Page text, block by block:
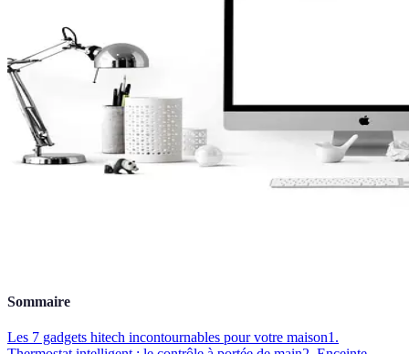
Sommaire
Les 7 gadgets hitech incontournables pour votre maison1.